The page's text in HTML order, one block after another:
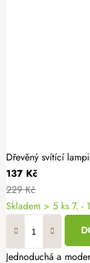
Dřevěný svítící
137 Kč
229 Kč
Skladem > 5 ks 7. -
Jednoduchá a